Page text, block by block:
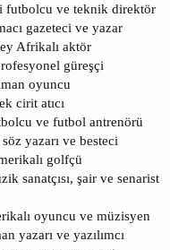
futbolcu ve teknik direktör
gazeteci ve yazar
Afrikalı aktör
güreşçi
oyuncu
cirit atıcı
ve futbol antrenörü
yazarı ve besteci
golfçü
sanatçısı, şair ve senarist
oyuncu ve müzisyen
yazarı ve yazılımcı